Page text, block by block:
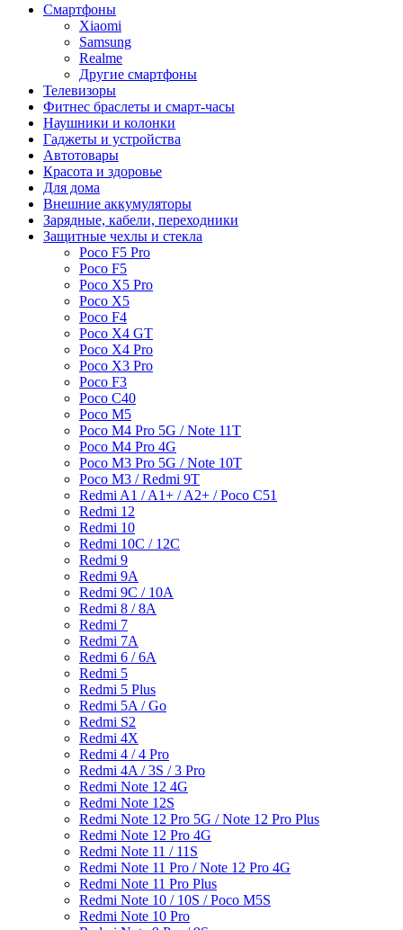
Смартфоны
Xiaomi
Samsung
Realme
Другие смартфоны
Телевизоры
Фитнес браслеты и смарт-часы
Наушники и колонки
Гаджеты и устройства
Автотовары
Красота и здоровье
Для дома
Внешние аккумуляторы
Зарядные, кабели, переходники
Защитные чехлы и стекла
Poco F5 Pro
Poco F5
Poco X5 Pro
Poco X5
Poco F4
Poco X4 GT
Poco X4 Pro
Poco X3 Pro
Poco F3
Poco C40
Poco M5
Poco M4 Pro 5G / Note 11T
Poco M4 Pro 4G
Poco M3 Pro 5G / Note 10T
Poco M3 / Redmi 9T
Redmi A1 / A1+ / A2+ / Poco C51
Redmi 12
Redmi 10
Redmi 10C / 12C
Redmi 9
Redmi 9A
Redmi 9C / 10A
Redmi 8 / 8A
Redmi 7
Redmi 7A
Redmi 6 / 6A
Redmi 5
Redmi 5 Plus
Redmi 5A / Go
Redmi S2
Redmi 4X
Redmi 4 / 4 Pro
Redmi 4A / 3S / 3 Pro
Redmi Note 12 4G
Redmi Note 12S
Redmi Note 12 Pro 5G / Note 12 Pro Plus
Redmi Note 12 Pro 4G
Redmi Note 11 / 11S
Redmi Note 11 Pro / Note 12 Pro 4G
Redmi Note 11 Pro Plus
Redmi Note 10 / 10S / Poco M5S
Redmi Note 10 Pro